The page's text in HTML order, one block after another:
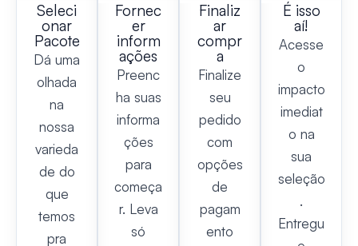
Seleci
onar
Pacote
Dá uma
olhada
na
nossa
varieda
de do
que
temos
pra
Fornec
er
inform
ações
Preenc
ha suas
informa
ções
para
começa
r. Leva
só
Finaliz
ar
compr
a
Finalize
seu
pedido
com
opções
de
pagam
ento
É isso
aí!
Acesse
o
impacto
imediat
o na
sua
seleção
.
Entregu